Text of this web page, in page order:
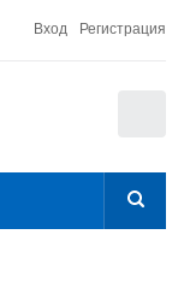
Вход Регистрация